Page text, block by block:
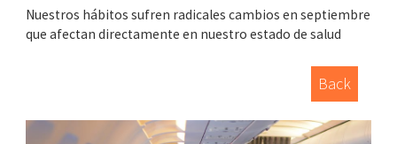
Nuestros hábitos sufren radicales cambios en septiembre
que afectan directamente en nuestro estado de salud
Back